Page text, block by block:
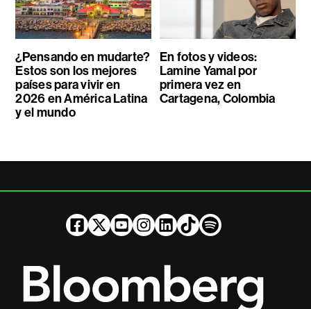
¿Pensando en mudarte?
Estos son los mejores
países para vivir en
2026 en América Latina
y el mundo
En fotos y videos:
Lamine Yamal por
primera vez en
Cartagena, Colombia